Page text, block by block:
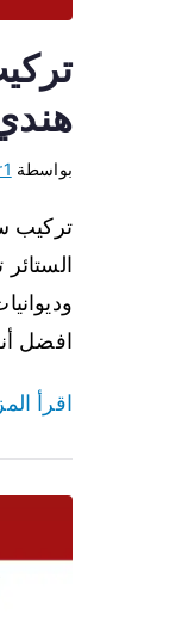
بواسطة
تركيب
افضل
اقرأ